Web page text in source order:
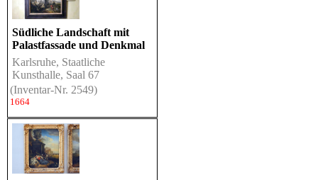
Südliche Landschaft mit
Palastfassade und Denkmal
Karlsruhe, Staatliche
Kunsthalle, Saal 67
(Inventar-Nr. 2549)
1664